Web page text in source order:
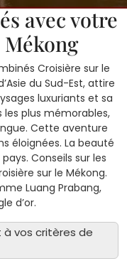
avec votre
Croisière sur le
du Sud-Est, attire
luxuriants et sa
les plus mémorables,
Cette aventure
éloignées. La beauté
Conseils sur les
sur le Mékong.
Luang Prabang,
d’or.
vos critères de